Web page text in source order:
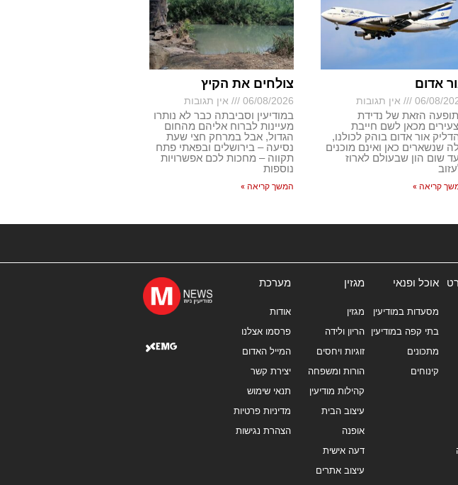
אדום
06/08/ אין תגובות
הזאת של נדידת
מכאן לשם חייבת
אור אדום בוהק לכולנו,
שנשארים כאן ואינם מוכנים
שום הון שבעולם לארוז
קריאה »
צולחים את הקיץ
06/08/2026 אין תגובות
במודיעין וסביבתה כבר לא נותרו
מעיינות לברוח אליהם מהחום
הגדול, אבל במרחק חצי שעת
נסיעה – בירושלים ובפאתי פתח
תקווה – מחכות לכם אפשרויות
נוספות
המשך קריאה »
אוכל ופנאי
מסעדות במודיעין
בתי קפה במודיעין
מתכונים
קינוחים
מגזין
מגזין
הריון ולידה
זוגיות ויחסים
הורות ומשפחה
קהילות מודיעין
עיצוב הבית
אופנה
דעה אישית
עיצוב אתרים
מערכת
אודות
פרסמו אצלנו
המייל האדום
יצירת קשר
תנאי שימוש
מדיניות פרטיות
הצהרת נגישות